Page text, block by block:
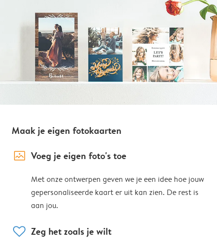
Maak je eigen fotokaarten
image_placeholder Voeg je eigen foto's toe
Met onze ontwerpen geven we je een idee hoe jouw
gepersonaliseerde kaart er uit kan zien. De rest is
aan jou.
heart Zeg het zoals je wilt